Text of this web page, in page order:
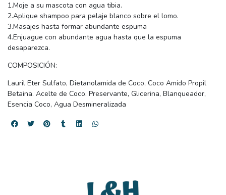
1.Moje a su mascota con agua tibia.
2.Aplique shampoo para pelaje blanco sobre el lomo.
3.Masajes hasta formar abundante espuma
4.Enjuague con abundante agua hasta que la espuma
desaparezca.
COMPOSICIÓN:
Lauril Eter Sulfato, Dietanolamida de Coco, Coco Amido Propil
Betaina. Acelte de Coco. Preservante, Glicerina, Blanqueador,
Esencia Coco, Agua Desmineralizada